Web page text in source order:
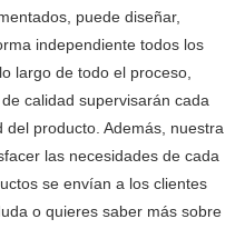
puede diseñar,
independiente todos los
largo de todo el proceso,
calidad supervisarán cada
producto. Además, nuestra
las necesidades de cada
se envían a los clientes
o quieres saber más sobre